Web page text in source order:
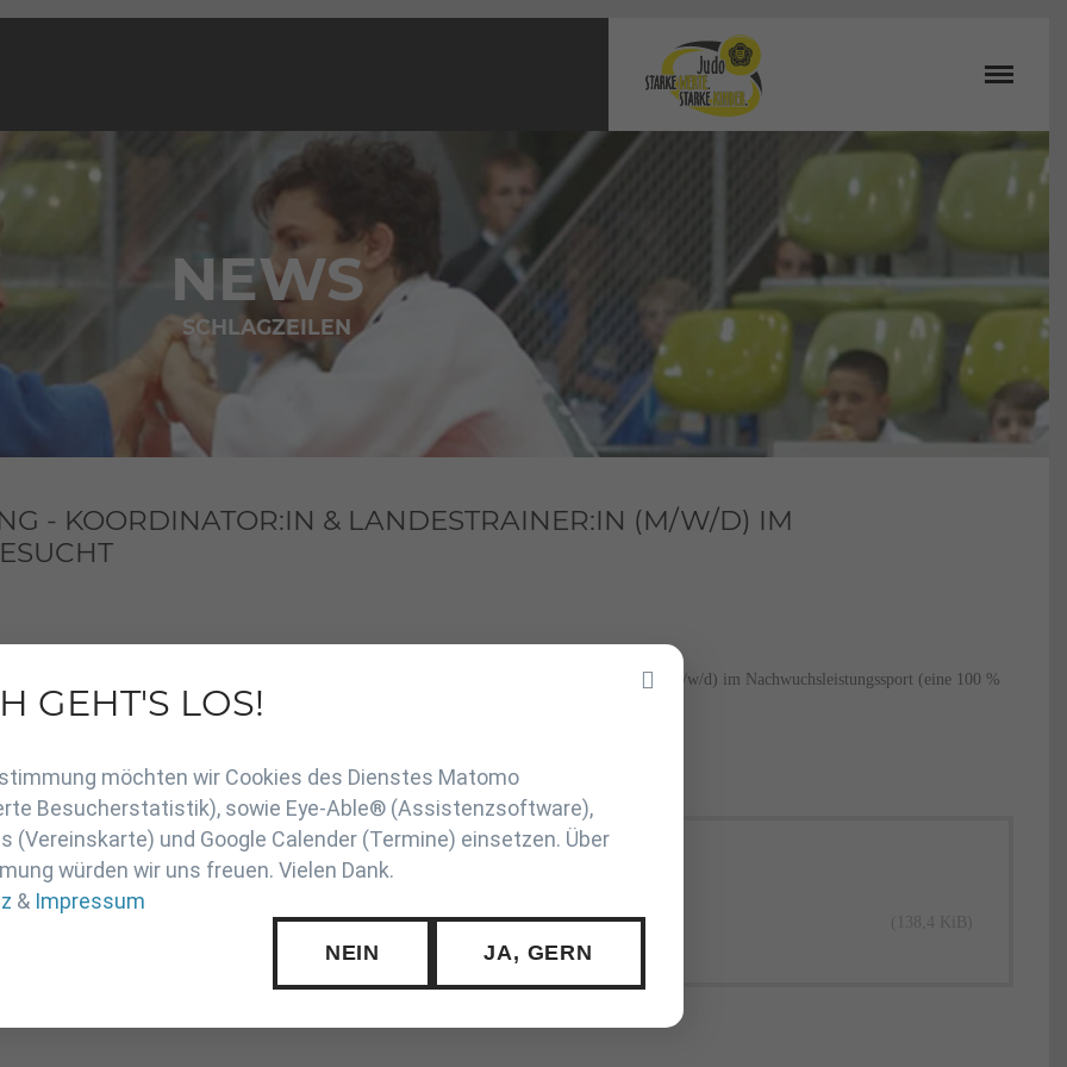
NEWS
SCHLAGZEILEN
- KOORDINATOR:IN & LANDESTRAINER:IN (M/W/D) IM
und qualifizierte / einen engagierten und qualifizierten Koordinator:in & Landestrainer:in (m/w/d) im Nachwuchsleistungssport (eine 100 %
(138,4 KiB)
GEHT'S LOS!
möchten wir Cookies des Dienstes Matomo
Besucherstatistik), sowie Eye-Able® (Assistenzsoftware),
(Vereinskarte) und Google Calender (Termine) einsetzen. Über
würden wir uns freuen. Vielen Dank.
& Impressum
NEIN JA, GERN